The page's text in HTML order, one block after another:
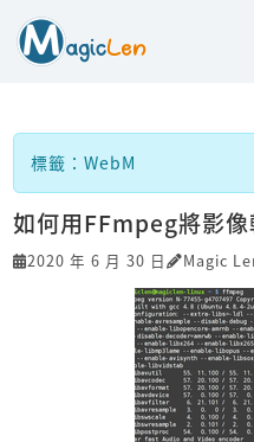
標籤：WebM
如何用FFmpeg將影像
2020 年 6 月 30 日 Magic